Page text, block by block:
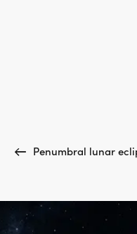
Penumbral lunar